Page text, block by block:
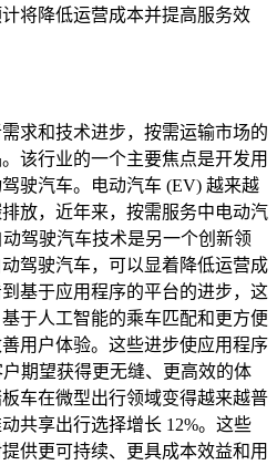
将降低运营成本并提高服务效
求和技术进步，按需运输市场的
该行业的一个主要焦点是开发用
驶汽车。电动汽车 (EV) 越来越
放，近年来，按需服务中电动汽
驾驶汽车技术是另一个创新领
驾驶汽车，可以显着降低运营成
基于应用程序的平台的进步，这
于人工智能的乘车匹配和更方便
用户体验。这些进步使应用程序
期望获得更无缝、更高效的体
车在微型出行领域变得越来越普
共享出行选择增长 12%。这些
供更可持续、更具成本效益和用